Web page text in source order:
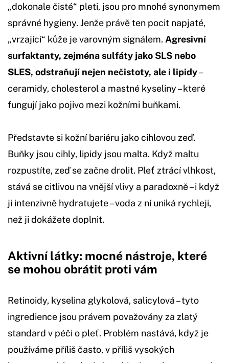
„dokonale čisté“ pleti, jsou pro mnohé synonymem
správné hygieny. Jenže právě ten pocit napjaté,
„vrzající“ kůže je varovným signálem. Agresivní
surfaktanty, zejména sulfáty jako SLS nebo
SLES, odstraňují nejen nečistoty, ale i lipidy–
ceramidy, cholesterol a mastné kyseliny – které
fungují jako pojivo mezi kožními buňkami.
Představte si kožní bariéru jako cihlovou zeď.
Buňky jsou cihly, lipidy jsou malta. Když maltu
rozpustíte, zeď se začne drolit. Pleť ztrácí vlhkost,
stává se citlivou na vnější vlivy a paradoxně – i když
ji intenzivně hydratujete – voda z ní uniká rychleji,
než ji dokážete doplnit.
Aktivní látky: mocné nástroje, které
se mohou obrátit proti vám
Retinoidy, kyselina glykolová, salicylová – tyto
ingredience jsou právem považovány za zlatý
standard v péči o pleť. Problém nastává, když je
používáme příliš často, v příliš vysokých